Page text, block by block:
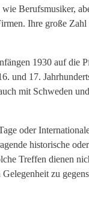
Berufsmusiker,
Ihre große Zahl
1930 auf die
und 17.
mit Schweden
oder
historische
Treffen dienen
zu